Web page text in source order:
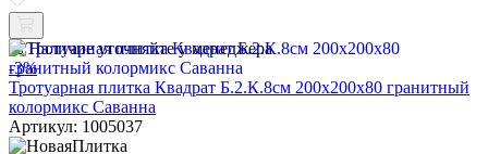
Наличие уточняйте у менеджера
-3%
Тротуарная плитка Квадрат Б.2.К.8см 200х200х80 гранитный
колормикс Саванна
Артикул: 1005037